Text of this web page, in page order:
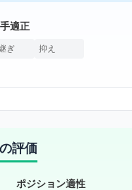
適正
ぎ 抑え
評価
ポジション適性